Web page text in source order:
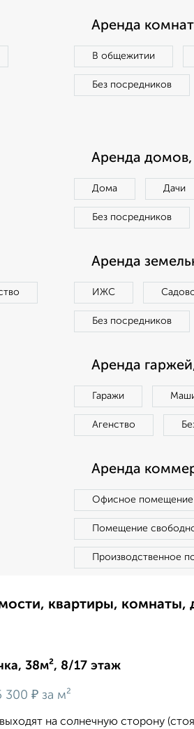
Аренда комнат
В общежитии
Без посредников
Аренда домов,
Дома Дачи
Без посредников
Аренда
ИЖС
Без посредников
Аренда
Гаражи
Агенство
Аренда
Офисное помещение
Помещение
Производственное
квартиры,
38м², 8/17 этаж
300 ₽ за м²
нa coлнечную стоpoну